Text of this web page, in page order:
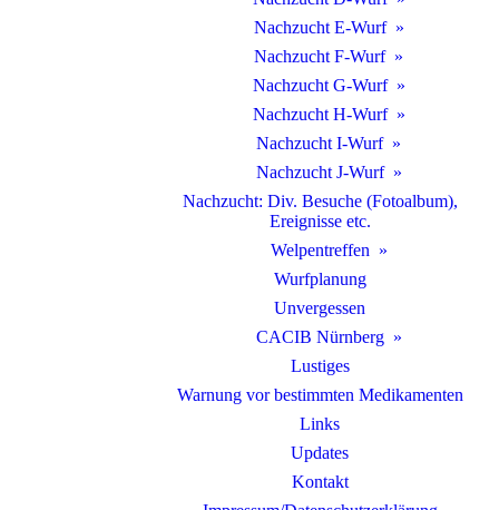
Nachzucht E-Wurf
Nachzucht F-Wurf
Nachzucht G-Wurf
Nachzucht H-Wurf
Nachzucht I-Wurf
Nachzucht J-Wurf
Nachzucht: Div. Besuche (Fotoalbum),
Ereignisse etc.
Welpentreffen
Wurfplanung
Unvergessen
CACIB Nürnberg
Lustiges
Warnung vor bestimmten Medikamenten
Links
Updates
Kontakt